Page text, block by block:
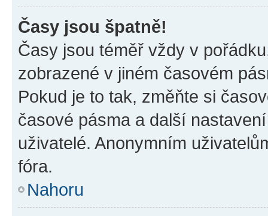
Časy jsou špatně!
Časy jsou téměř vždy v
zobrazené v jiném časovém
Pokud je to tak, změňte si
časové pásma a další
uživatelé. Anonymním
fóra.
Nahoru